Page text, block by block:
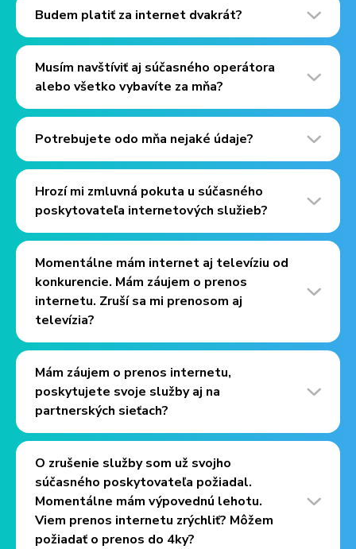
Budem platiť za internet dvakrát?
Musím navštíviť aj súčasného operátora
alebo všetko vybavíte za mňa?
Potrebujete odo mňa nejaké údaje?
Hrozí mi zmluvná pokuta u súčasného
poskytovateľa internetových služieb?
Momentálne mám internet aj televíziu od
konkurencie. Mám záujem o prenos
internetu. Zruší sa mi prenosom aj
televízia?
Mám záujem o prenos internetu,
poskytujete svoje služby aj na
partnerských sieťach?
O zrušenie služby som už svojho
súčasného poskytovateľa požiadal.
Momentálne mám výpovednú lehotu.
Viem prenos internetu zrýchliť? Môžem
požiadať o prenos do 4ky?